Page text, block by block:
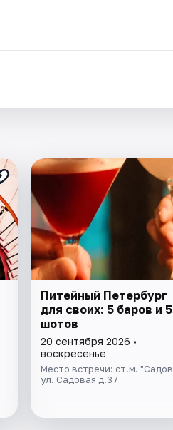
Питейный Петербург
для своих: 5 баров и 5
шотов
20 сентября 2026 •
воскресенье
Место встречи: ст.м.
ул. Садовая д.37